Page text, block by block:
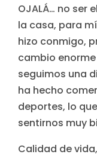
OJALÁ… no ser
la casa, para
hizo conmigo,
cambio
seguimos una
ha hecho
deportes, lo
sentirnos muy
Calidad de